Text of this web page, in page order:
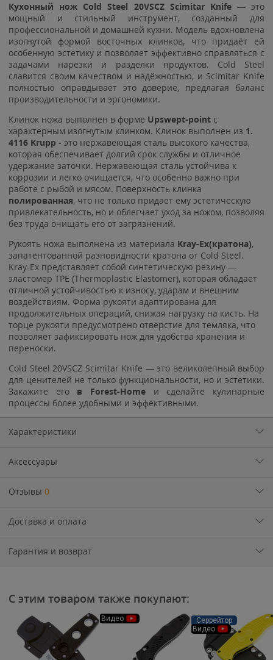
Кухонный нож Cold Steel 20VSCZ Scimitar Knife— это
мощный и стильный инструмент, созданный для
профессиональной и домашней кухни. Модель вдохновлена
изогнутой формой восточных клинков, что придаёт ей
особенную эстетику и позволяет эффективно справляться с
задачами нарезки и разделки продуктов. Cold Steel
славится своим качеством и надёжностью, и Scimitar Knife
полностью оправдывает это доверие, предлагая баланс
производительности и эргономики.
Клинок ножа выполнен в форме Upswept-point с
характерным изогнутым клинком. Клинок выполнен из 1.
4116 Krupp - это нержавеющая сталь высокого качества,
которая обеспечивает долгий срок службы и отличное
удержание заточки. Нержавеющая сталь устойчива к
коррозии и легко очищается, что особенно важно при
работе с рыбой и мясом. Поверхность клинка
полированная, что не только придает ему эстетическую
привлекательность, но и облегчает уход за ножом, позволяя
без труда очищать его от загрязнений.
Рукоять ножа выполнена из материала Kray-Ex(кратона),
запатентованной разновидности кратона от Cold Steel.
Kray-Ex представляет собой синтетическую резину —
эластомер TPE (Thermoplastic Elastomer), которая обладает
отличной устойчивостью к износу, ударам и внешним
воздействиям. Форма рукояти адаптирована для
продолжительных операций, снижая нагрузку на кисть. На
торце рукояти предусмотрено отверстие для темляка, что
позволяет зафиксировать нож для удобства хранения и
переноски.
Cold Steel 20VSCZ Scimitar Knife — это великолепный выбор
для ценителей не только функциональности, но и эстетики.
Закажите его в Forest-Home и сделайте кулинарные
процессы более удобными и эффективными.
Характеристики
Аксессуары
Отзывы 0
Доставка и оплата
Гарантия и возврат
С этим товаром также покупают:
Видео
Серрейтор
Видео